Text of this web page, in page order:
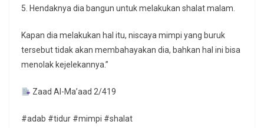
5. Hendaknya dia bangun untuk melakukan shalat malam.
Kapan dia melakukan hal itu, niscaya mimpi yang buruk
tersebut tidak akan membahayakan dia, bahkan hal ini bisa
menolak kejelekannya.”
Zaad Al-Ma’aad 2/419
#adab #tidur #mimpi #shalat